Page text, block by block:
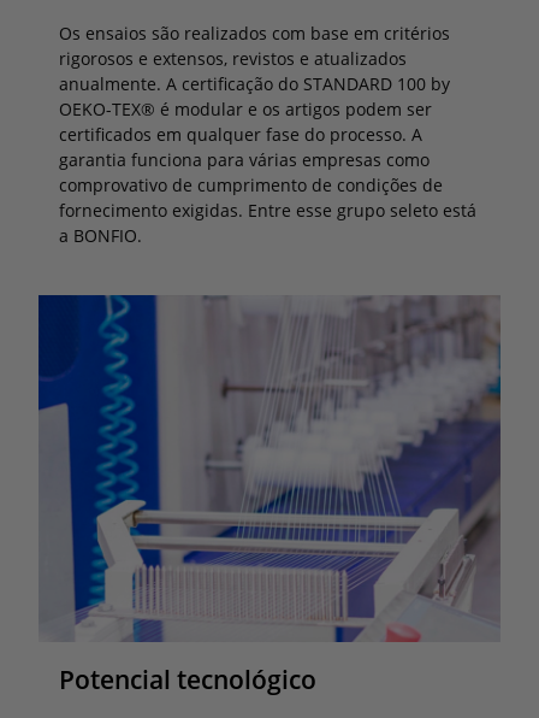
Os ensaios são realizados com base em critérios
rigorosos e extensos, revistos e atualizados
anualmente. A certificação do STANDARD 100 by
OEKO-TEX® é modular e os artigos podem ser
certificados em qualquer fase do processo. A
garantia funciona para várias empresas como
comprovativo de cumprimento de condições de
fornecimento exigidas. Entre esse grupo seleto está
a BONFIO.
Potencial tecnológico